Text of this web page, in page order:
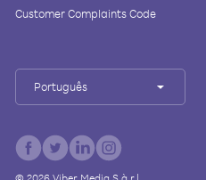
Customer Complaints Code
Português